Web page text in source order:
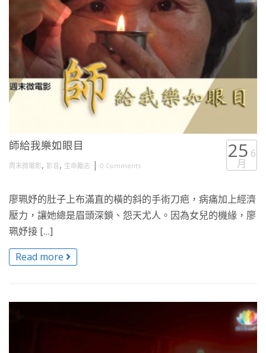
師給我樂如眼目
周末微電影, 影音, 生命勵志 | 0 Comments
25 6
月
廖珮妤的肚子上布滿直的橫的斜的手術刀疤，病痛加上經濟
壓力，讓她總是眉頭深鎖、怨天尤人。因為女兒的機緣，廖
珮妤接 […]
Read more